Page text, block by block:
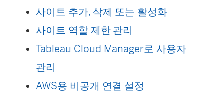
사이트 추가, 삭제 또는 활성화
사이트 역할 제한 관리
Tableau Cloud Manager로 사용자
관리
AWS용 비공개 연결 설정